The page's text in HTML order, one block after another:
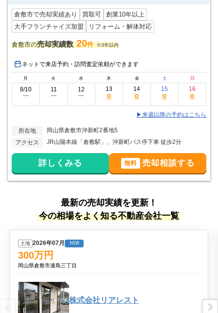
倉敷市で売却実績あり 買取可
創業10年以上
大手フランチャイズ加盟
リフォーム・解体対応
倉敷市の売却実績数 20件 ※3年以内
ネットで来店予約・訪問査定依頼ができます
月 火 水 木 金 土 日
8/10
ー
11
ー
12
ー
13
○
14
○
15
○
16
○
▶来週以降の予約はこちら
所在地
岡山県倉敷市沖新町2番地5
アクセス
JR山陽本線「倉敷駅」、沖新町バス停下車 徒歩2分
詳しくみる 無料 売却相談する
最新の売却実績を更新！
今の相場をよく知る不動産会社一覧
土地 2026年07月 NEW
300万円
岡山県倉敷市連島三丁目
株式会社リアレスト